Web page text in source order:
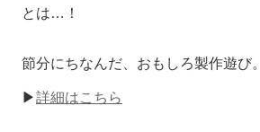
とは…！
節分にちなんだ、おもしろ製作遊び。
▶詳細はこちら